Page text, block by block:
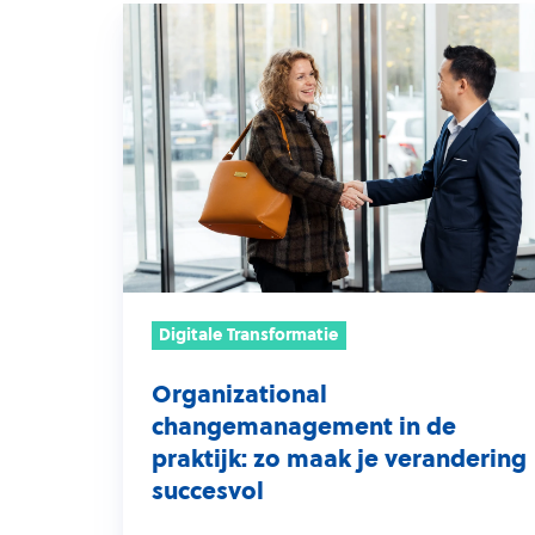
Organizational
changemanagement
in
de
praktijk:
zo
maak
verandering
succesvol
Digitale Transformatie
Organizational
changemanagement in de
praktijk: zo maak je verandering
succesvol